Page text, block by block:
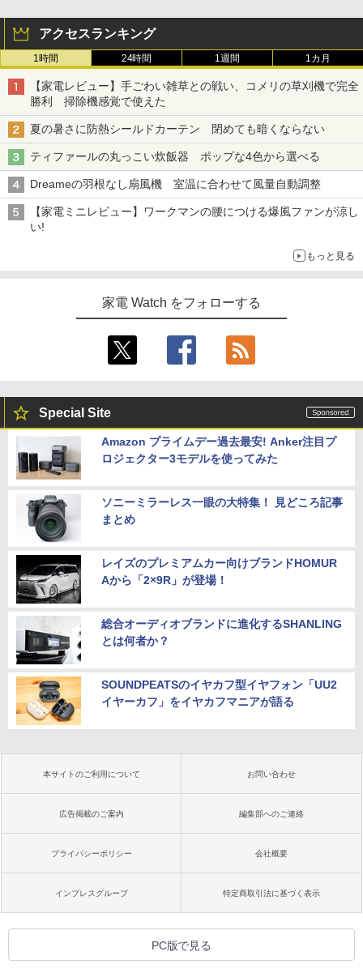
アクセスランキング
1時間 24時間 1週間 1カ月
【家電レビュー】手ごわい雑草との戦い、コメリの草刈機で完全
勝利 掃除機感覚で使えた
夏の暑さに防熱シールドカーテン 閉めても暗くならない
ティファールの丸っこい炊飯器 ポップな4色から選べる
Dreameの羽根なし扇風機 室温に合わせて風量自動調整
【家電ミニレビュー】ワークマンの腰につける爆風ファンが涼し
い!
もっと見る
家電 Watch をフォローする
Special Site
Amazon プライムデー過去最安! Anker注目プ
ロジェクター3モデルを使ってみた
ソニーミラーレス一眼の大特集！ 見どころ記事
まとめ
レイズのプレミアムカー向けブランドHOMUR
Aから「2×9R」が登場！
総合オーディオブランドに進化するSHANLING
とは何者か？
SOUNDPEATSのイヤカフ型イヤフォン「UU2
イヤーカフ」をイヤカフマニアが語る
本サイトのご利用について お問い合わせ
広告掲載のご案内 編集部へのご連絡
プライバシーポリシー 会社概要
インプレスグループ 特定商取引法に基づく表示
PC版で見る